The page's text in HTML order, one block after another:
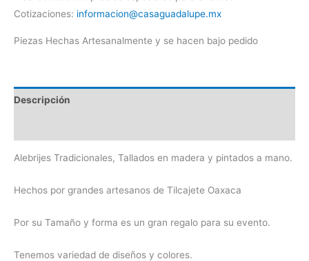
Cotizaciones: informacion@casaguadalupe.mx
Piezas Hechas Artesanalmente y se hacen bajo pedido
Descripción
Alebrijes Tradicionales, Tallados en madera y pintados a mano.
Hechos por grandes artesanos de Tilcajete Oaxaca
Por su Tamaño y forma es un gran regalo para su evento.
Tenemos variedad de diseños y colores.